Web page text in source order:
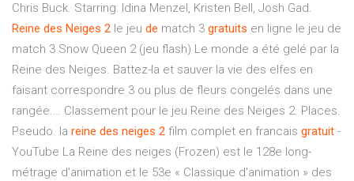
Chris Buck. Starring: Idina Menzel, Kristen Bell, Josh Gad.
Reine des Neiges 2 le jeu de match 3 gratuits en ligne le jeu de
match 3 Snow Queen 2 (jeu flash) Le monde a été gelé par la
Reine des Neiges. Battez-la et sauver la vie des elfes en
faisant correspondre 3 ou plus de fleurs congelés dans une
rangée.… Classement pour le jeu Reine des Neiges 2. Places.
Pseudo. la reine des neiges 2 film complet en francais gratuit -
YouTube La Reine des neiges (Frozen) est le 128e long-
métrage d'animation et le 53e « Classique d'animation » des